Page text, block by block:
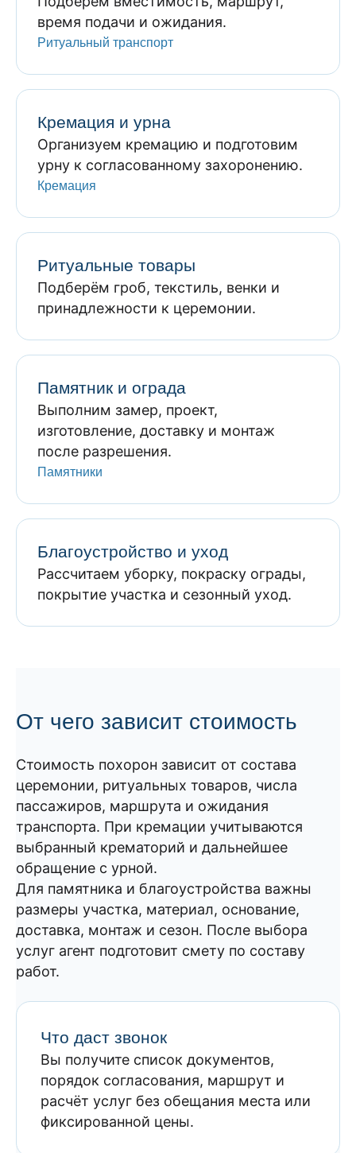
время подачи и ожидания.
Ритуальный транспорт
Кремация и урна
Организуем кремацию и подготовим
урну к согласованному захоронению.
Кремация
Ритуальные товары
Подберём гроб, текстиль, венки и
принадлежности к церемонии.
Памятник и ограда
Выполним замер, проект,
изготовление, доставку и монтаж
после разрешения.
Памятники
Благоустройство и уход
Рассчитаем уборку, покраску ограды,
покрытие участка и сезонный уход.
От чего зависит стоимость
Стоимость похорон зависит от состава
церемонии, ритуальных товаров, числа
пассажиров, маршрута и ожидания
транспорта. При кремации учитываются
выбранный крематорий и дальнейшее
обращение с урной.
Для памятника и благоустройства важны
размеры участка, материал, основание,
доставка, монтаж и сезон. После выбора
услуг агент подготовит смету по составу
работ.
Что даст звонок
Вы получите список документов,
порядок согласования, маршрут и
расчёт услуг без обещания места или
фиксированной цены.